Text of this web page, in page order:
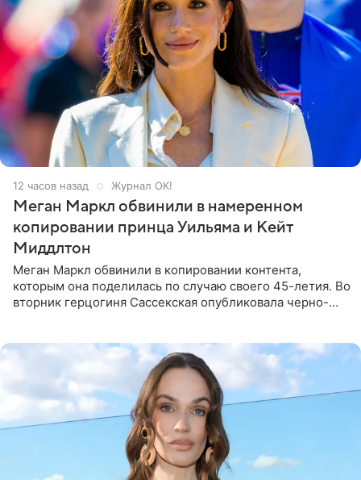
12 часов назад Журнал OK!
Меган Маркл обвинили в намеренном
копировании принца Уильяма и Кейт
Миддлтон
Меган Маркл обвинили в копировании контента,
которым она поделилась по случаю своего 45-летия. Во
вторник герцогиня Сассекская опубликовала черно-